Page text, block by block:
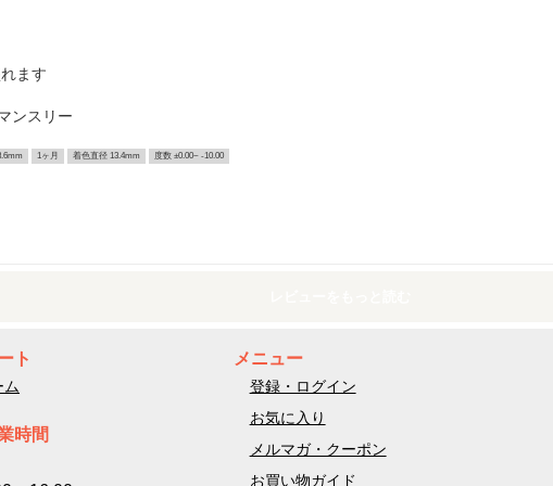
ます
ンスリー
1ヶ月 着色直径 13.4mm 度数 ±0.00~ -10.00
ト
ム
時間
メニュー
登録・ログイン
お気に入り
メルマガ・クーポン
お買い物ガイド